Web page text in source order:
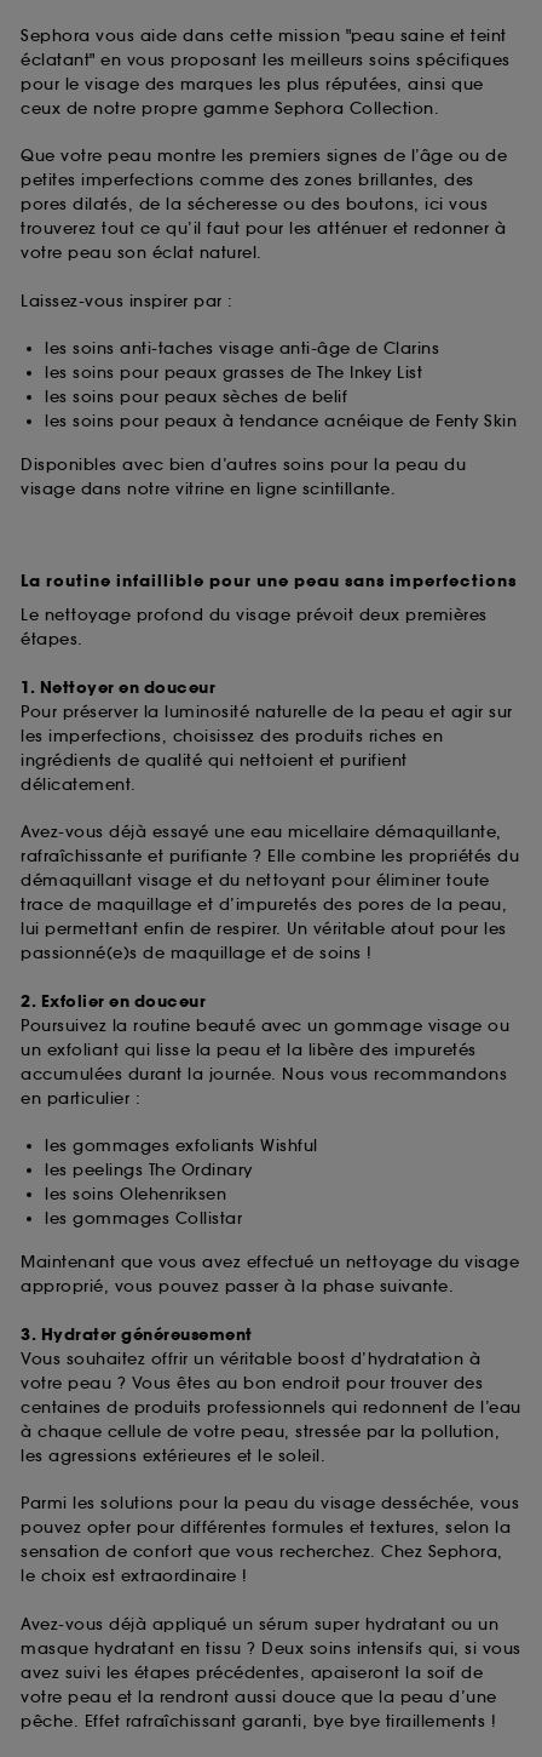
Sephora vous aide dans cette mission "peau saine et teint
éclatant" en vous proposant les meilleurs soins spécifiques
pour le visage des marques les plus réputées, ainsi que
ceux de notre propre gamme Sephora Collection.
Que votre peau montre les premiers signes de l’âge ou de
petites imperfections comme des zones brillantes, des
pores dilatés, de la sécheresse ou des boutons, ici vous
trouverez tout ce qu’il faut pour les atténuer et redonner à
votre peau son éclat naturel.
Laissez-vous inspirer par :
les soins anti-taches visage anti-âge de Clarins
les soins pour peaux grasses de The Inkey List
les soins pour peaux sèches de belif
les soins pour peaux à tendance acnéique de Fenty Skin
Disponibles avec bien d’autres soins pour la peau du
visage dans notre vitrine en ligne scintillante.
La routine infaillible pour une peau sans imperfections
Le nettoyage profond du visage prévoit deux premières
étapes.
1. Nettoyer en douceur
Pour préserver la luminosité naturelle de la peau et agir sur
les imperfections, choisissez des produits riches en
ingrédients de qualité qui nettoient et purifient
délicatement.
Avez-vous déjà essayé une eau micellaire démaquillante,
rafraîchissante et purifiante ? Elle combine les propriétés du
démaquillant visage et du nettoyant pour éliminer toute
trace de maquillage et d’impuretés des pores de la peau,
lui permettant enfin de respirer. Un véritable atout pour les
passionné(e)s de maquillage et de soins !
2. Exfolier en douceur
Poursuivez la routine beauté avec un gommage visage ou
un exfoliant qui lisse la peau et la libère des impuretés
accumulées durant la journée. Nous vous recommandons
en particulier :
les gommages exfoliants Wishful
les peelings The Ordinary
les soins Olehenriksen
les gommages Collistar
Maintenant que vous avez effectué un nettoyage du visage
approprié, vous pouvez passer à la phase suivante.
3. Hydrater généreusement
Vous souhaitez offrir un véritable boost d’hydratation à
votre peau ? Vous êtes au bon endroit pour trouver des
centaines de produits professionnels qui redonnent de l’eau
à chaque cellule de votre peau, stressée par la pollution,
les agressions extérieures et le soleil.
Parmi les solutions pour la peau du visage desséchée, vous
pouvez opter pour différentes formules et textures, selon la
sensation de confort que vous recherchez. Chez Sephora,
le choix est extraordinaire !
Avez-vous déjà appliqué un sérum super hydratant ou un
masque hydratant en tissu ? Deux soins intensifs qui, si vous
avez suivi les étapes précédentes, apaiseront la soif de
votre peau et la rendront aussi douce que la peau d’une
pêche. Effet rafraîchissant garanti, bye bye tiraillements !